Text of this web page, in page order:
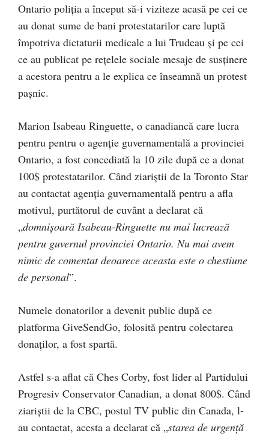
Ontario poliția a început să-i viziteze acasă pe cei ce
au donat sume de bani protestatarilor care luptă
împotriva dictaturii medicale a lui Trudeau și pe cei
ce au publicat pe rețelele sociale mesaje de susținere
a acestora pentru a le explica ce înseamnă un protest
pașnic.
Marion Isabeau Ringuette, o canadiancă care lucra
pentru pentru o agenție guvernamentală a provinciei
Ontario, a fost concediată la 10 zile după ce a donat
100$ protestatarilor. Când ziariștii de la Toronto Star
au contactat agenția guvernamentală pentru a afla
motivul, purtătorul de cuvânt a declarat că
„domnișoară Isabeau-Ringuette nu mai lucrează
pentru guvernul provinciei Ontario. Nu mai avem
nimic de comentat deoarece aceasta este o chestiune
de personal”.
Numele donatorilor a devenit public după ce
platforma GiveSendGo, folosită pentru colectarea
donaților, a fost spartă.
Astfel s-a aflat că Ches Corby, fost lider al Partidului
Progresiv Conservator Canadian, a donat 800$. Când
ziariștii de la CBC, postul TV public din Canada, l-
au contactat, acesta a declarat că „starea de urgență